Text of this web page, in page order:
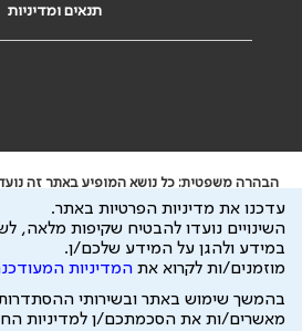
תנאים ומדיניות
הבהרה משפטית: כל נושא המופיע באתר זה
ייעוץ רפואי או משפטי. אין הר"י אחראית
שעלול להיגרם.
ידוע לי שהר"י אוספת ושומרת מידע אישי לצורך
להיות מועבר לצדדים שלישיים, הכל בכפוף ל
פיתוח ע"י
עדכנו את מדיניות הפרטיות באתר.
השינויים נועדו להבטיח שקיפות מלאה,
במידע ולהגן על המידע שלכם/ן.
מוזמנים/ות לקרוא את המדיניות
בהמשך שימוש באתר ובשירותי
מאשרים/ות את הסכמתכם/ן למדיניות